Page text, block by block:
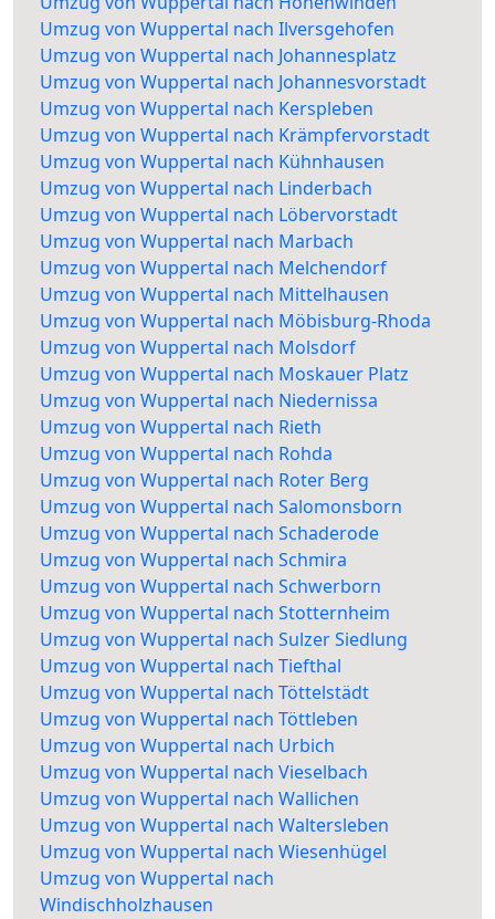
Umzug von Wuppertal nach Ilversgehofen
Umzug von Wuppertal nach Johannesplatz
Umzug von Wuppertal nach Johannesvorstadt
Umzug von Wuppertal nach Kerspleben
Umzug von Wuppertal nach Krämpfervorstadt
Umzug von Wuppertal nach Kühnhausen
Umzug von Wuppertal nach Linderbach
Umzug von Wuppertal nach Löbervorstadt
Umzug von Wuppertal nach Marbach
Umzug von Wuppertal nach Melchendorf
Umzug von Wuppertal nach Mittelhausen
Umzug von Wuppertal nach Möbisburg-Rhoda
Umzug von Wuppertal nach Molsdorf
Umzug von Wuppertal nach Moskauer Platz
Umzug von Wuppertal nach Niedernissa
Umzug von Wuppertal nach Rieth
Umzug von Wuppertal nach Rohda
Umzug von Wuppertal nach Roter Berg
Umzug von Wuppertal nach Salomonsborn
Umzug von Wuppertal nach Schaderode
Umzug von Wuppertal nach Schmira
Umzug von Wuppertal nach Schwerborn
Umzug von Wuppertal nach Stotternheim
Umzug von Wuppertal nach Sulzer Siedlung
Umzug von Wuppertal nach Tiefthal
Umzug von Wuppertal nach Töttelstädt
Umzug von Wuppertal nach Töttleben
Umzug von Wuppertal nach Urbich
Umzug von Wuppertal nach Vieselbach
Umzug von Wuppertal nach Wallichen
Umzug von Wuppertal nach Waltersleben
Umzug von Wuppertal nach Wiesenhügel
Umzug von Wuppertal nach
Windischholzhausen